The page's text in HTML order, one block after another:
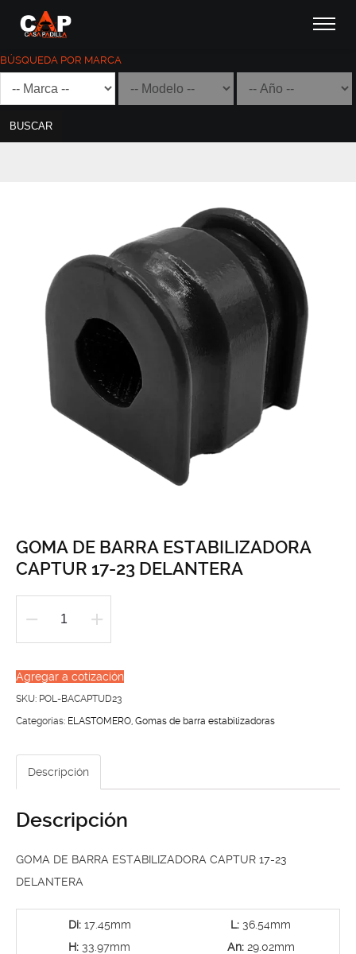
BÚSQUEDA POR MARCA
BUSCAR
GOMA DE BARRA ESTABILIZADORA
CAPTUR 17-23 DELANTERA
GOMA
BARRA
ESTABILIZADORA
CAPTUR
Agregar a cotización
SKU: POL-BACAPTUD23
Categorías: ELASTOMERO, Gomas de barra estabilizadoras
Descripción
Descripción
GOMA DE BARRA ESTABILIZADORA CAPTUR 17-23
DELANTERA
Di: 17.45mm
H: 33.97mm
L: 36.54mm
An:29.02mm